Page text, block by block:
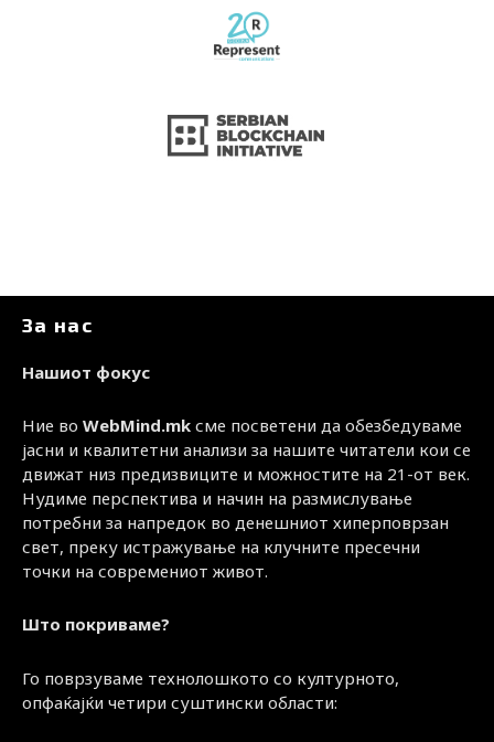
За нас
Нашиот фокус
Ние во WebMind.mk сме посветени да обезбедуваме
јасни и квалитетни анализи за нашите читатели кои се
движат низ предизвиците и можностите на 21-от век.
Нудиме перспектива и начин на размислување
потребни за напредок во денешниот хиперповрзан
свет, преку истражување на клучните пресечни
точки на современиот живот.
Што покриваме?
Го поврзуваме технолошкото со културното,
опфаќајќи четири суштински области: